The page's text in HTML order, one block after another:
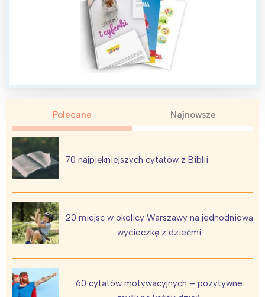
Polecane Najnowsze
70 najpiękniejszych cytatów z Biblii
20 miejsc w okolicy Warszawy na jednodniową
wycieczkę z dziećmi
60 cytatów motywacyjnych – pozytywne